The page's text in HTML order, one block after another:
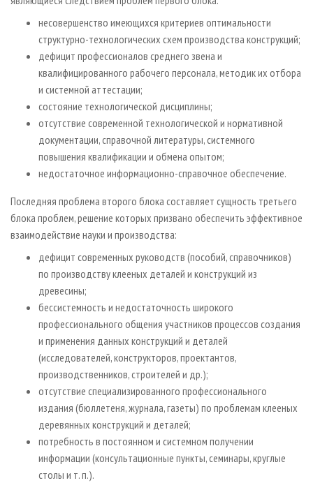
несовершенство имеющихся критериев оптимальности
структурно-технологических схем производства конструкций;
дефицит профессионалов среднего звена и
квалифицированного рабочего персонала, методик их отбора
и системной аттестации;
состояние технологической дисциплины;
отсутствие современной технологической и нормативной
документации, справочной литературы, системного
повышения квалификации и обмена опытом;
недостаточное информационно-справочное обеспечение.
Последняя проблема второго блока составляет сущность третьего
блока проблем, решение которых призвано обеспечить эффективное
взаимодействие науки и производства:
дефицит современных руководств (пособий, справочников)
по производству клееных деталей и конструкций из
древесины;
бессистемность и недостаточность широкого
профессионального общения участников процессов создания
и применения данных конструкций и деталей
(исследователей, конструкторов, проектантов,
производственников, строителей и др.);
отсутствие специализированного профессионального
издания (бюллетеня, журнала, газеты) по проблемам клееных
деревянных конструкций и деталей;
потребность в постоянном и системном получении
информации (консультационные пункты, семинары, круглые
столы и т. п.).